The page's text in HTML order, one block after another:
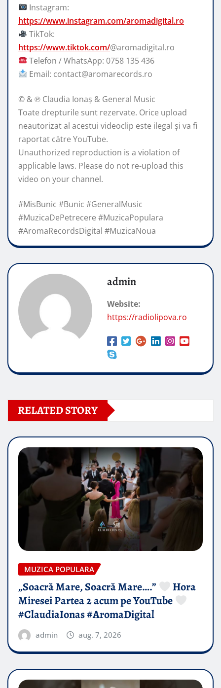
Instagram:
https://www.instagram.com/aromadigital.ro
TikTok:
https://www.tiktok.com/@aromadigital.ro
Telefon / WhatsApp: 0758 135 436
Email: contact@aromarecords.ro
© & ℗ Claudia Ionaș & General Music
Toate drepturile sunt rezervate. Orice upload
neautorizat al acestui videoclip este ilegal și va fi
raportat către YouTube.
Unauthorized reproduction is a violation of
applicable laws. Please do not re-upload this
video on your channel.
#MisBunic #Bunic #GeneralMusic
#MuzicaDePetrecere #MuzicaPopulara
#AromaRecordsDigital #MuzicaNoua
admin
Website:
https://radiolipova.ro
RELATED STORY
MUZICA POPULARA
„Soacră Mare, Soacră Mare….”
Hora
Miresei Partea 2 acum pe YouTube
#ClaudiaIonas #AromaDigital
admin aug. 7, 2026